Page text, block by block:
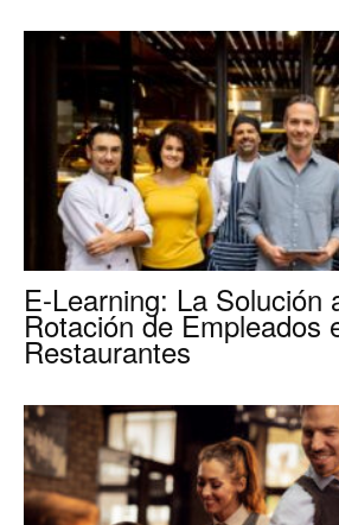
para
|
de
E-Learning: La Solución
Rotación de Empleados
Restaurantes